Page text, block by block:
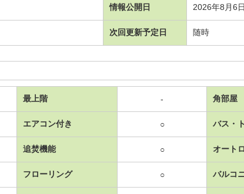
情報公開日 2026年8月6
次回更新予定日 随時
最上階 - 角部屋
エアコン付き ○ バス・
追焚機能 ○ オート
フローリング ○ バルコ